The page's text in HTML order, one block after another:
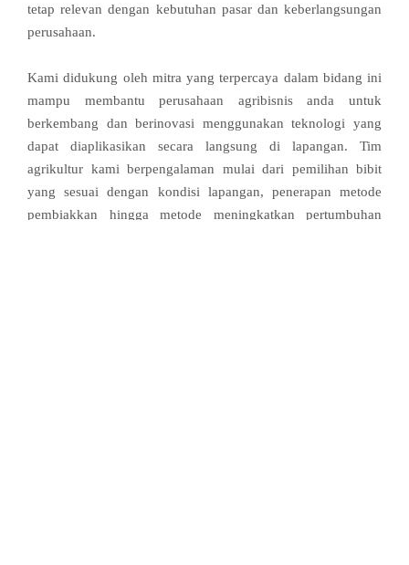
tetap relevan dengan kebutuhan pasar dan keberlangsungan
perusahaan.
Kami didukung oleh mitra yang terpercaya dalam bidang ini
mampu membantu perusahaan agribisnis anda untuk
berkembang dan berinovasi menggunakan teknologi yang
dapat diaplikasikan secara langsung di lapangan. Tim
agrikultur kami berpengalaman mulai dari pemilihan bibit
yang sesuai dengan kondisi lapangan, penerapan metode
pembiakkan hingga metode meningkatkan pertumbuhan